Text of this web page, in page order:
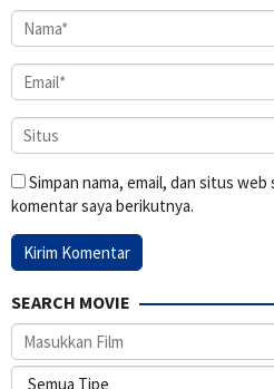
Simpan nama, email, dan situs
komentar saya berikutnya.
SEARCH MOVIE